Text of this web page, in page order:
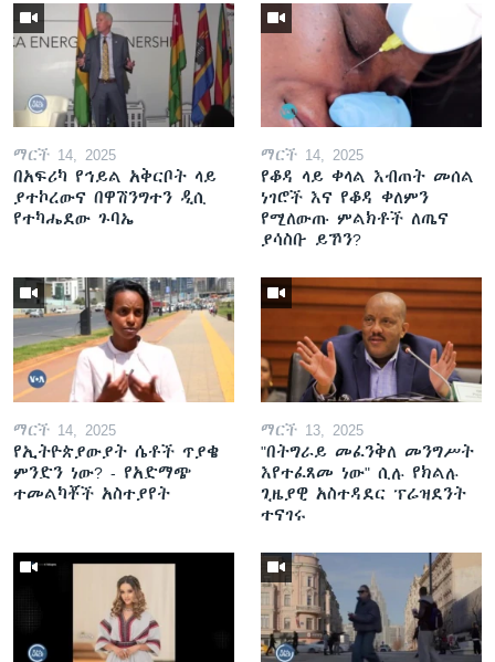
ማርች 14, 2025
በአፍሪካ የኅይል አቅርቦት ላይ
ያተኮረውና በዋሽንግተን ዲሲ
የተካሔደው ጉባኤ
ማርች 14, 2025
የቆዳ ላይ ቀላል እብጠት መሰል
ነገሮች እና የቆዳ ቀለምን
የሚለውጡ ምልክቶች ለጤና
ያሳስቡ ይኾን?
ማርች 14, 2025
የኢትዮጵያውያት ሴቶች ጥያቄ
ምንድን ነው? - የአድማጭ
ተመልካቾች አስተያየት
ማርች 13, 2025
"በትግራይ መፈንቅለ መንግሥት
እየተፈጸመ ነው" ሲሉ የክልሉ
ጊዜያዊ አስተዳደር ፕሬዝደንት
ተናገሩ